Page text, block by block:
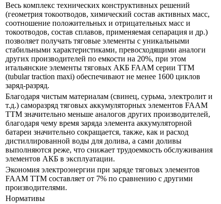
Весь комплекс технических конструктивных решений
(геометрия токоотводов, химический состав активных масс,
соотношение положительных и отрицательных масс и
токоотводов, состав сплавов, применяемая сепарация и др.)
позволяет получать тяговые элементы с уникальными
стабильными характеристиками, превосходящими аналоги
других производителей по емкости на 20%, при этом
итальянские элементы тяговых АКБ FAAM серии ТТМ
(tubular traction maxi) обеспечивают не менее 1600 циклов
заряд-разряд.
Благодаря чистым материалам (свинец, сурьма, электролит и
т.д.) саморазряд тяговых аккумуляторных элементов FAAM
TTM значительно меньше аналогов других производителей,
благодаря чему время заряда элемента аккумуляторной
батареи значительно сокращается, также, как и расход
дистиллированной воды для долива, а сами доливы
выполняются реже, что снижает трудоемкость обслуживания
элементов АКБ в эксплуатации.
Экономия электроэнергии при заряде тяговых элементов
FAAM TTM составляет от 7% по сравнению с другими
производителями.
Нормативы